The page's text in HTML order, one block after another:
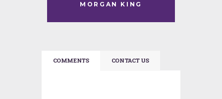
MORGAN KING
COMMENTS CONTACT US